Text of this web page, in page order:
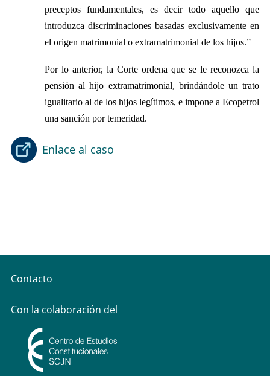
preceptos fundamentales, es decir todo aquello que
introduzca discriminaciones basadas exclusivamente en
el origen matrimonial o extramatrimonial de los hijos.”
Por lo anterior, la Corte ordena que se le reconozca la
pensión al hijo extramatrimonial, brindándole un trato
igualitario al de los hijos legítimos, e impone a Ecopetrol
una sanción por temeridad.
Enlace al caso
Contacto
Con la colaboración del